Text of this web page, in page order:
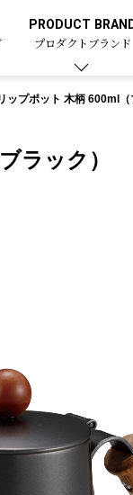
PRODUCT
プロダクトブランド
ップポット 木柄 600ml（
ラック）